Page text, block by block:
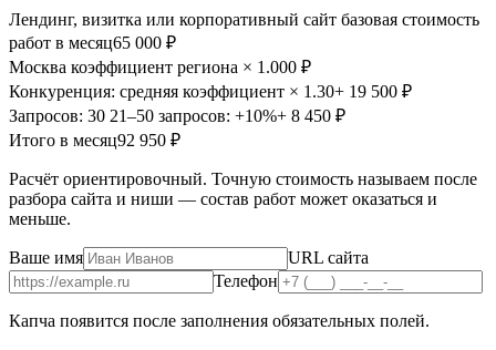
Лендинг, визитка или корпоративный сайт базовая стоимость
работ в месяц65 000 ₽
Москва коэффициент региона × 1.000 ₽
Конкуренция: средняя коэффициент × 1.30+ 19 500 ₽
Запросов: 30 21–50 запросов: +10%+ 8 450 ₽
Итого в месяц92 950 ₽
Расчёт ориентировочный. Точную стоимость называем после
разбора сайта и ниши — состав работ может оказаться и
меньше.
Ваше имя
URL сайта
Телефон
Капча появится после заполнения обязательных полей.